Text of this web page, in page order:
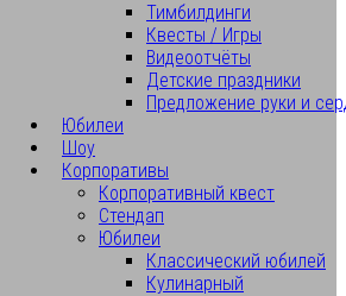
Тимбилдинги
Квесты / Игры
Видеоотчёты
Детские праздники
Предложение руки и
Юбилеи
Шоу
Корпоративы
Корпоративный квест
Стендап
Юбилеи
Классический юбилей
Кулинарный